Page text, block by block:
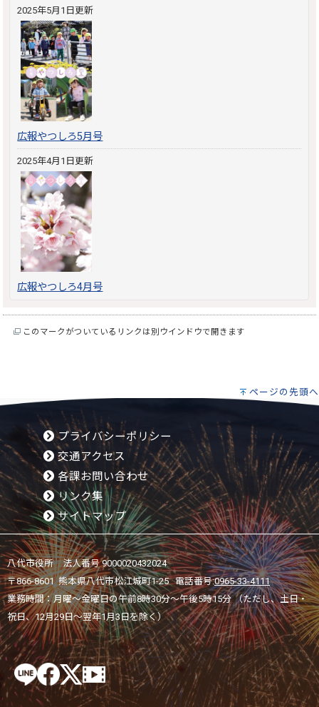
2025年5月1日更新
広報やつしろ5月号
2025年4月1日更新
広報やつしろ4月号
このマークがついているリンクは別ウインドウで開きます
ページの先頭へ
プライバシーポリシー
交通アクセス
各課お問い合わせ
リンク集
サイトマップ
八代市役所 法人番号 9000020432024
〒866-8601 熊本県八代市松江城町1-25 電話番号:0965-33-4111
業務時間：月曜～金曜日の午前8時30分～午後5時15分 （ただし、土日・
祝日、12月29日～翌年1月3日を除く）